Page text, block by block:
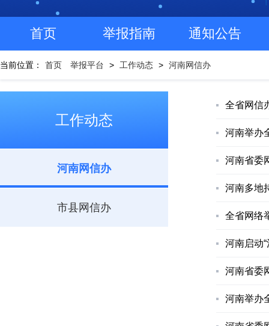
首页 举报指南 通知公告
当前位置： 首页 举报平台 > 工作动态 > 河南网信办
工作动态
河南网信办
市县网信办
全省网信
河南举办
河南省委
河南多地
全省网络
河南启动“
河南省委
河南举办